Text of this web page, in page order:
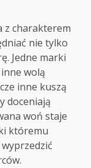
z charakterem
nie tylko
Jedne marki
wolą
inne kuszą
doceniają
woń staje
któremu